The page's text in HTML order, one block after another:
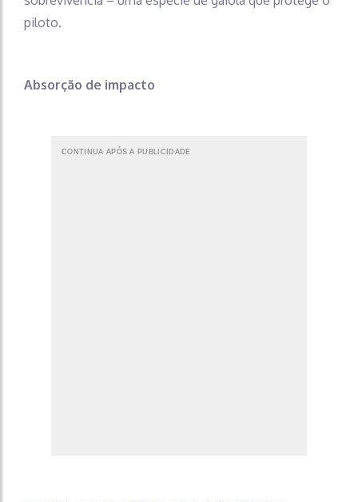
piloto.
Absorção de impacto
CONTINUA APÓS A PUBLICIDADE